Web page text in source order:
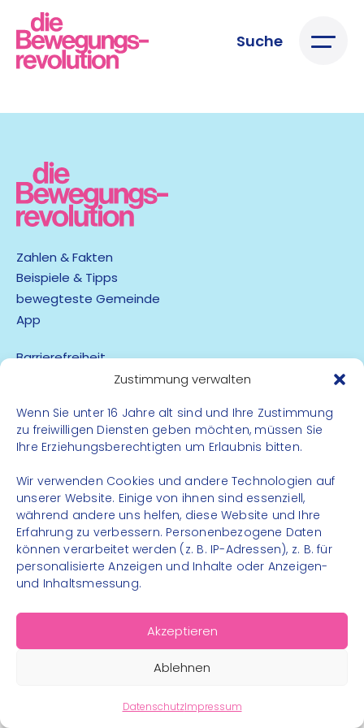
Zustimmung verwalten
Wenn Sie unter 16 Jahre alt sind und Ihre Zustimmung
zu freiwilligen Diensten geben möchten, müssen Sie
Ihre Erziehungsberechtigten um Erlaubnis bitten.
Wir verwenden Cookies und andere Technologien auf
unserer Website. Einige von ihnen sind essenziell,
während andere uns helfen, diese Website und Ihre
Erfahrung zu verbessern. Personenbezogene Daten
können verarbeitet werden (z. B. IP-Adressen), z. B. für
personalisierte Anzeigen und Inhalte oder Anzeigen-
und Inhaltsmessung.
Akzeptieren
Ablehnen
DatenschutzImpressum
Suche
Zahlen & Fakten
Beispiele & Tipps
bewegteste Gemeinde
App
Barrierefreiheit
Kontakt
Instagram
Facebook
© 2026 – Bewegungsland Steiermark gGmbH - Alle